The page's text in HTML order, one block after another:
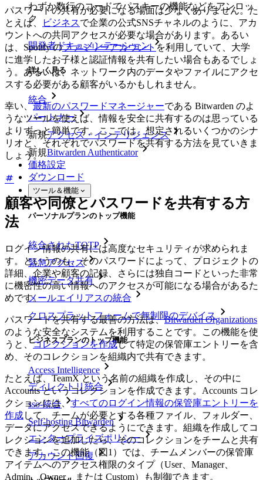
わずか数行のコードでパスキーの機能などをアンロッ
ク
開発者ドキュメンテーション
詳しく見る
統合
パートナー
新規アクセス・インテリジェンス
新規Bitwarden Authenticator
価格設定
ダウンロード
ツール＆機能
パーソナルプランのトップ機能
統合されたTOTP
緊急アクセス
機密データ共有
メールエイリアスの統合
クロスプラットフォームで無制限のデバイス
ビジネスプランのトップ機能
Access Intelligence
ディレクトリ統合
sso-統合
Self-hosting Bitwarden
エンタープライズポリシー
アカウント回復
パスワードの共有が必要になる場面は少なくありません。た
とえば、
ビジネスで企業の公式SNSチャネルのように、アカ
ウントへの共同アクセスが必要な場合があります。あるい
は、Spotify のファミリーアカウントを利用していて、大学
に進学したお子様と認証情報を共有したい場合もあるでしょ
う。あるいは、ネットワーク内のデータやファイルにアクセ
スする必要がある顧客がいるかもしれません。
幸い、最新のパスワードマネージャーである Bitwarden のよ
うなツールを使えば、情報を安全に共有するのは思っている
よりずっと簡単です。ここでは、想定されるいくつかのシナ
リオと、それぞれでパスワードを共有する方法を見ていきま
しょう。
顧客や同僚とパスワードを共有する方
法
ログイン情報の共有には高度なセキュリティが求められま
す。というのも、そのパスワードによって、プロジェクトの
詳細、企業や顧客の記録、さらには独自コードといった非常
に機密性の高い情報へのアクセスが可能になる場合があるた
めです。
パスワードを共有する最善の方法は、Bitwarden Organizations
のような安全なシステムを利用することです。この機能を使
うと、コレクションを作成して特定の保管庫エントリーを含
め、そのコレクションを組織内で共有できます。
たとえば、TeamX という名前の組織を作成し、その中に
Accounts というコレクションを作成できます。Accounts コレ
クションには、すべてのログイン情報の保管庫エントリーを
作成して、チームが必要とする各種ファイル、フォルダー、
データにアクセスできるようにできます。組織を作成してコ
レクションを追加したら、そのコレクションをチームと共有
できます。この機能（図1）では、チームメンバーの保管庫
アイテムへのアクセス権限のタイプ（User、Manager、
Admin、Owner、または Custom）も制御できます。